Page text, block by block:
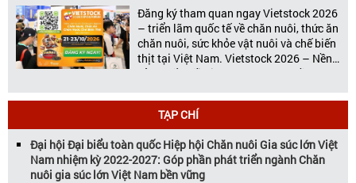
Đăng ký tham quan ngay Vietstock 2026
– triển lãm quốc tế về chăn nuôi, thức ăn
chăn nuôi, sức khỏe vật nuôi và chế biến
thịt tại Việt Nam. Vietstock 2026 – Nền
Tảng Kết Nối Kinh Doanh Hàng Đầu Cho
ngày 21 – 23 […]
TẠP CHÍ
Đại hội Đại biểu toàn quốc Hiệp hội Chăn nuôi Gia súc lớn Việt
Nam nhiệm kỳ 2022-2027: Góp phần phát triển ngành Chăn
nuôi gia súc lớn Việt Nam bền vững